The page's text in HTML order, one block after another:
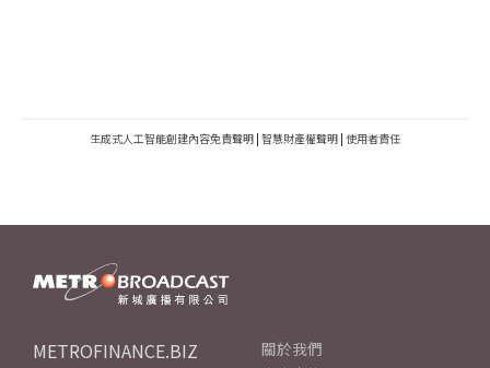
生成式人工智能創建內容免責聲明 | 智慧財產權聲明 | 使用者責任
METROFINANCE.BIZ
關於我們